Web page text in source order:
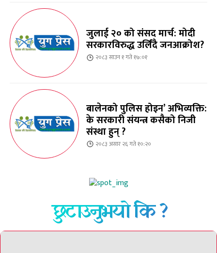
जुलाई २० को संसद मार्च: मोदी
सरकारविरुद्ध उर्लिंदै जनआक्रोश?
२०८३ साउन १ गते १७:०१
बालेनको पुलिस होइन’ अभिव्यक्ति:
के सरकारी संयन्त्र कसैको निजी
संस्था हुन् ?
२०८३ असार २६ गते १०:२०
छुटाउनुभयो कि ?